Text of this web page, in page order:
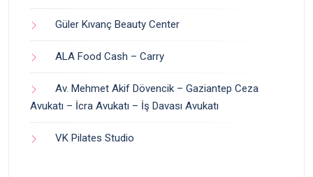
Güler Kıvanç Beauty Center
ALA Food Cash – Carry
Av. Mehmet Akif Dövencik – Gaziantep Ceza
Avukatı – İcra Avukatı – İş Davası Avukatı
VK Pilates Studio